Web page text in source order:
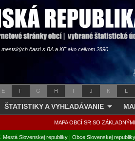
mestských častí s BA a KE ako celkom 2890
E F G H I J K L
ŠTATISTIKY A VYHĽADÁVANIE
MAPA OBCÍ SR SO
Mestá Slovenskej republiky| Obce Slovenskej republiky